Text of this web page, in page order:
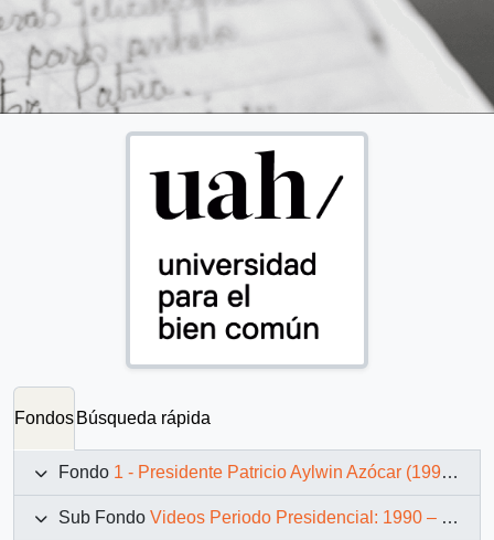
Fondos Búsqueda rápida
Fondo 1 - Presidente Patricio Aylwin Azócar (1990-1994)
Sub Fondo Videos Periodo Presidencial: 1990 – 1994